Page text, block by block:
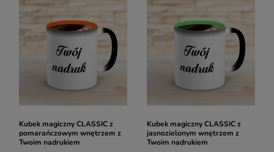
Kubek magiczny CLASSIC z
pomarańczowym wnętrzem z
Twoim nadrukiem
Kubek magiczny CLASSIC z
jasnozielonym wnętrzem z
Twoim nadrukiem